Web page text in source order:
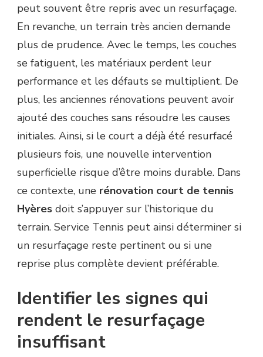
peut souvent être repris avec un resurfaçage.
En revanche, un terrain très ancien demande
plus de prudence. Avec le temps, les couches
se fatiguent, les matériaux perdent leur
performance et les défauts se multiplient. De
plus, les anciennes rénovations peuvent avoir
ajouté des couches sans résoudre les causes
initiales. Ainsi, si le court a déjà été resurfacé
plusieurs fois, une nouvelle intervention
superficielle risque d’être moins durable. Dans
ce contexte, une rénovation court de tennis
Hyères doit s’appuyer sur l’historique du
terrain. Service Tennis peut ainsi déterminer si
un resurfaçage reste pertinent ou si une
reprise plus complète devient préférable.
Identifier les signes qui
rendent le resurfaçage
insuffisant